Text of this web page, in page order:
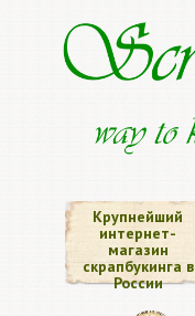
Крупнейший
интернет-
магазин
скрапбукинга в
России